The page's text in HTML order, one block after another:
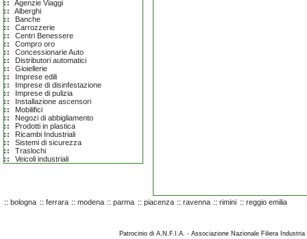
Agenzie Viaggi
Alberghi
Banche
Carrozzerie
Centri Benessere
Compro oro
Concessionarie Auto
Distributori automatici
Gioiellerie
Imprese edili
Imprese di disinfestazione
Imprese di pulizia
Installazione ascensori
Mobilifici
Negozi di abbigliamento
Prodotti in plastica
Ricambi Industriali
Sistemi di sicurezza
Traslochi
Veicoli industriali
:: bologna :: ferrara :: modena :: parma :: piacenza :: ravenna :: rimini :: reggio emilia
Patrocinio di A.N.F.I.A. - Associazione Nazionale Filiera